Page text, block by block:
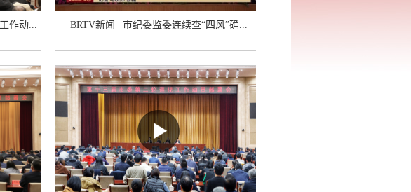
作动... BRTV新闻 | 市纪委监委连续查“四风”确...